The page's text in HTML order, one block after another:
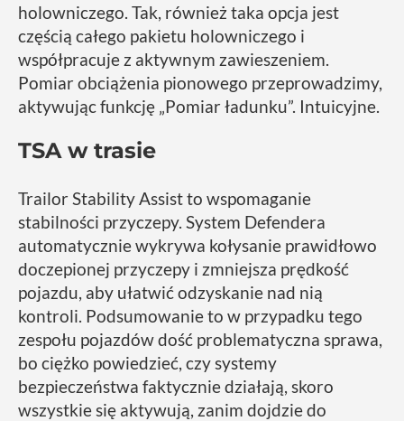
holowniczego. Tak, również taka opcja jest
częścią całego pakietu holowniczego i
współpracuje z aktywnym zawieszeniem.
Pomiar obciążenia pionowego przeprowadzimy,
aktywując funkcję „Pomiar ładunku”. Intuicyjne.
TSA w trasie
Trailor Stability Assist to wspomaganie
stabilności przyczepy. System Defendera
automatycznie wykrywa kołysanie prawidłowo
doczepionej przyczepy i zmniejsza prędkość
pojazdu, aby ułatwić odzyskanie nad nią
kontroli. Podsumowanie to w przypadku tego
zespołu pojazdów dość problematyczna sprawa,
bo ciężko powiedzieć, czy systemy
bezpieczeństwa faktycznie działają, skoro
wszystkie się aktywują, zanim dojdzie do